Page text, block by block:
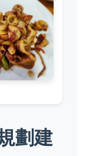
劃建